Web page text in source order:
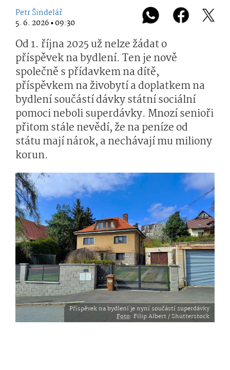
Petr Šindelář
5. 6. 2026 ▪ 09:30
Od 1. října 2025 už nelze žádat o
příspěvek na bydlení. Ten je nově
společně s přídavkem na dítě,
příspěvkem na živobytí a doplatkem na
bydlení součástí dávky státní sociální
pomoci neboli superdávky. Mnozí senioři
přitom stále nevědí, že na peníze od
státu mají nárok, a nechávají mu miliony
korun.
Příspěvek na bydlení je nyní součástí superdávky
Foto: Filip Albert / Shutterstock